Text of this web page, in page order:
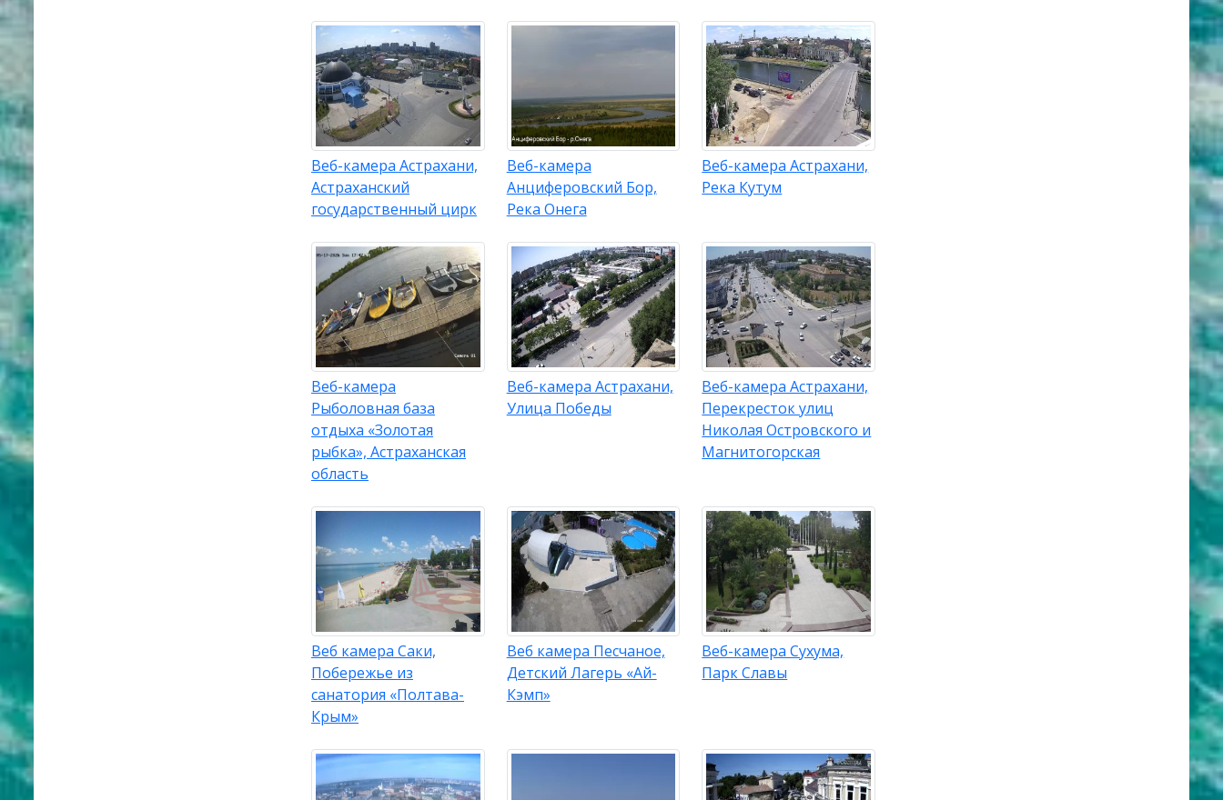
Веб-камера Астрахани,
Астраханский
государственный цирк
Веб-камера
Анциферовский Бор,
Река Онега
Веб-камера Астрахани,
Река Кутум
Веб-камера
Рыболовная база
отдыха «Золотая
рыбка», Астраханская
область
Веб-камера Астрахани,
Улица Победы
Веб-камера Астрахани,
Перекресток улиц
Николая Островского и
Магнитогорская
Веб камера Саки,
Побережье из
санатория «Полтава-
Крым»
Веб камера Песчаное,
Детский Лагерь «Ай-
Кэмп»
Веб-камера Сухума,
Парк Славы